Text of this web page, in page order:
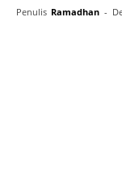
Penulis Ramadhan -